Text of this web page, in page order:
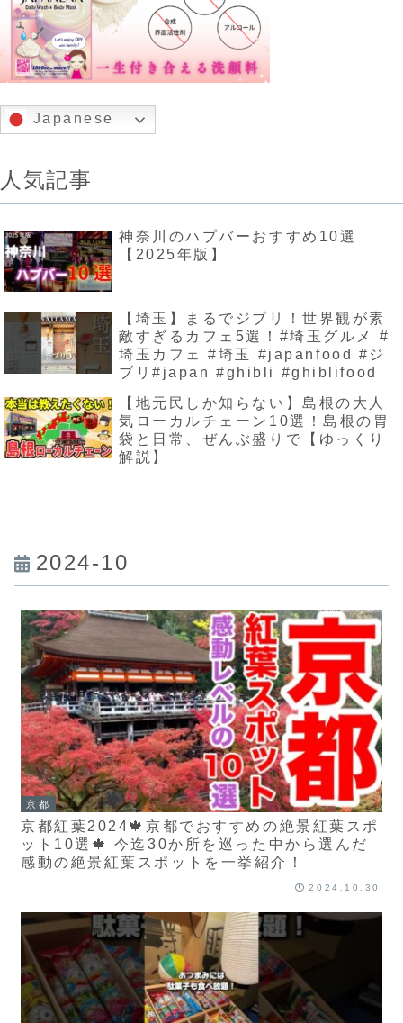
Japanese
人気記事
神奈川のハプバーおすすめ10選
【2025年版】
【埼玉】まるでジブリ！世界観が素
敵すぎるカフェ5選！#埼玉グルメ #
埼玉カフェ #埼玉 #japanfood #ジ
ブリ#japan #ghibli #ghiblifood
【地元民しか知らない】島根の大人
気ローカルチェーン10選！島根の胃
袋と日常、ぜんぶ盛りで【ゆっくり
解説】
2024-10
京都
京都紅葉2024🍁京都でおすすめの絶景紅葉スポ
ット10選🍁 今迄30か所を巡った中から選んだ
感動の絶景紅葉スポットを一挙紹介！
2024.10.30